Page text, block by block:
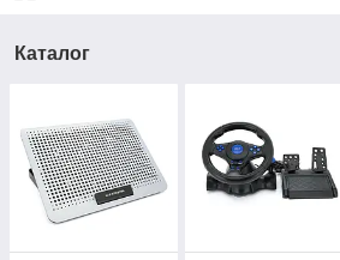
Каталог